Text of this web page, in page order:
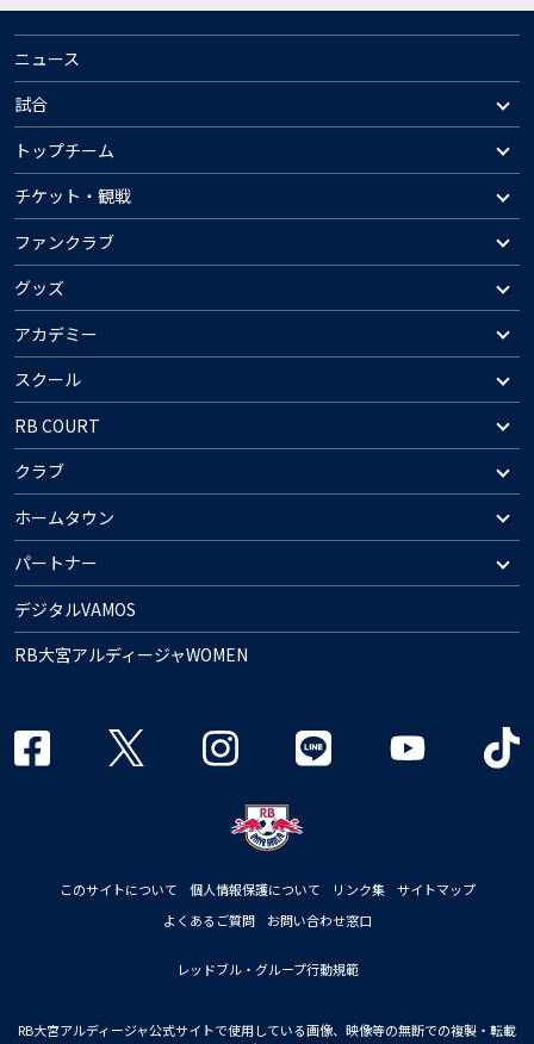
ニュース
試合
トップチーム
チケット・観戦
ファンクラブ
グッズ
アカデミー
スクール
RB COURT
クラブ
ホームタウン
パートナー
デジタルVAMOS
RB大宮アルディージャWOMEN
このサイトについて 個人情報保護について リンク集
サイトマップ
よくあるご質問
お問い合わせ窓口
レッドブル・グループ行動規範
RB大宮アルディージャ公式サイトで使用している画像、映像等の無断での複製・転載